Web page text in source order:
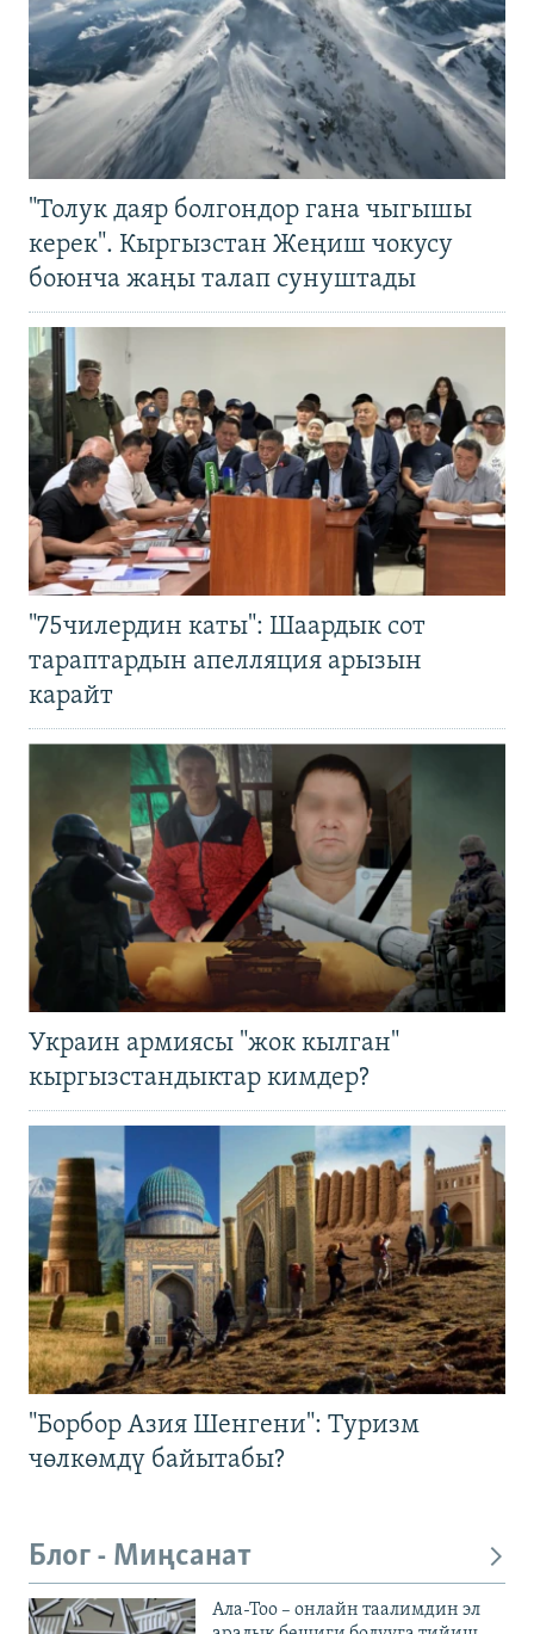
"Толук даяр болгондор гана чыгышы
керек". Кыргызстан Жеңиш чокусу
боюнча жаңы талап сунуштады
"75чилердин каты": Шаардык сот
тараптардын апелляция арызын
карайт
Украин армиясы "жок кылган"
кыргызстандыктар кимдер?
"Борбор Азия Шенгени": Туризм
чөлкөмдү байытабы?
Блог - Миңсанат
Ала-Тоо – онлайн таалимдин эл